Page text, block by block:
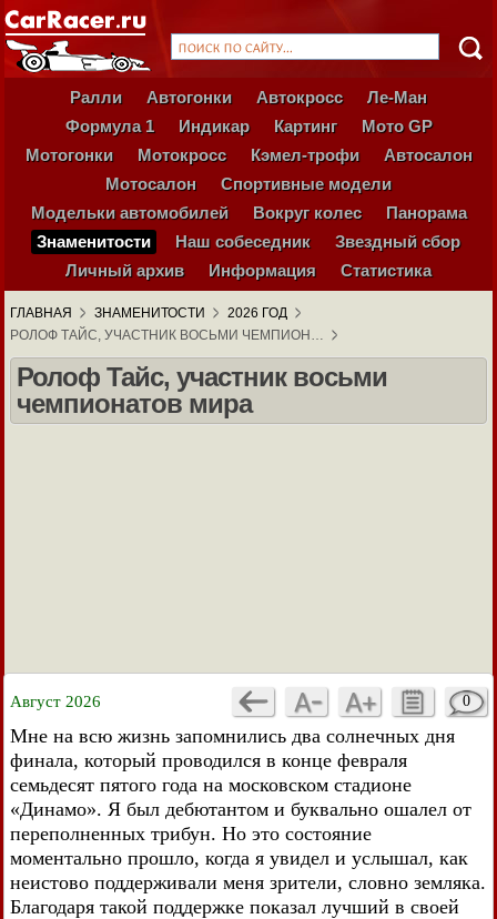
Ралли Автогонки Автокросс
Ле-Ман
Формула 1
Индикар Картинг
Мото GP
Мотогонки
Мотокросс Кэмел-трофи
Автосалон
Мотосалон
Спортивные модели
Модельки автомобилей
Вокруг колес
Панорама
Знаменитости
Наш собеседник
Звездный сбор
Личный архив
Информация Статистика
ГЛАВНАЯ ЗНАМЕНИТОСТИ
2026 ГОД
РОЛОФ ТАЙС, УЧАСТНИК ВОСЬМИ ЧЕМПИОН…
Ролоф Тайс, участник восьми
чемпионатов мира
Август 2026 0
Мне на всю жизнь запомнились два солнечных дня
финала, который проводился в конце февраля
семьдесят пятого года на московском стадионе
«Динамо». Я был дебютантом и буквально ошалел от
переполненных трибун. Но это состояние
моментально прошло, когда я увидел и услышал, как
неистово поддерживали меня зрители, словно земляка.
Благодаря такой поддержке показал лучший в своей